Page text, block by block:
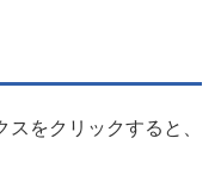
をクリックすると、